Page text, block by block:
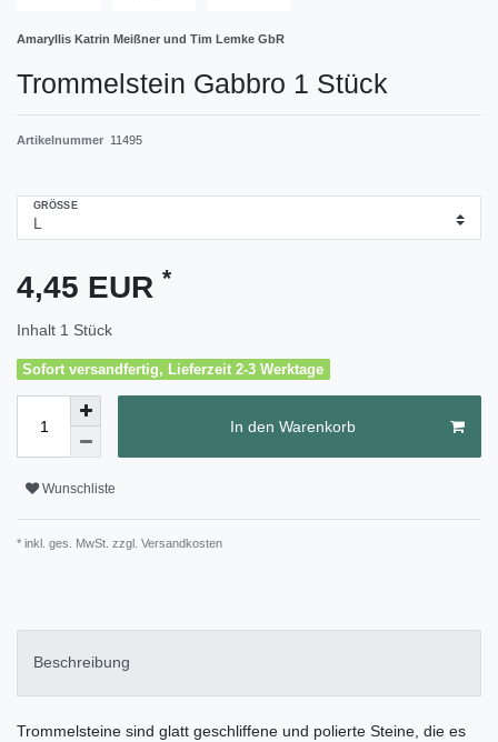
Amaryllis Katrin Meißner und Tim Lemke GbR
Trommelstein Gabbro 1 Stück
Artikelnummer 11495
GRÖSSE
4,45 EUR *
Inhalt 1 Stück
Sofort versandfertig, Lieferzeit 2-3 Werktage
In den Warenkorb
Wunschliste
* inkl. ges. MwSt. zzgl. Versandkosten
Beschreibung
Trommelsteine sind glatt geschliffene und polierte Steine, die es